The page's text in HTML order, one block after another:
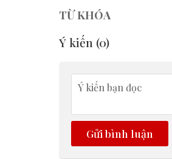
TỪ KHÓA
Ý kiến (0)
Gửi bình luận